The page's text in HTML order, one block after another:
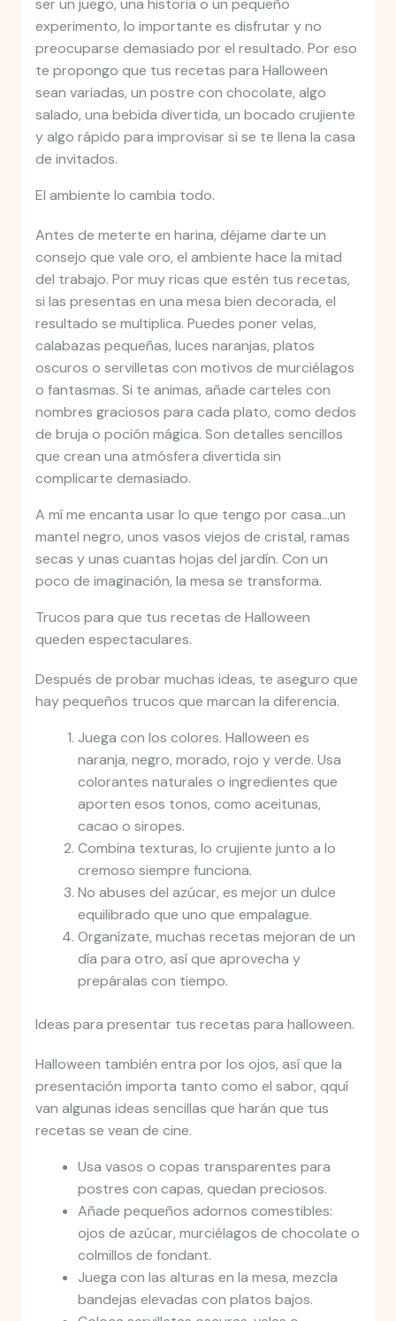
ser un juego, una historia o un pequeño
experimento, lo importante es disfrutar y no
preocuparse demasiado por el resultado. Por eso
te propongo que tus recetas para Halloween
sean variadas, un postre con chocolate, algo
salado, una bebida divertida, un bocado crujiente
y algo rápido para improvisar si se te llena la casa
de invitados.
El ambiente lo cambia todo.
Antes de meterte en harina, déjame darte un
consejo que vale oro, el ambiente hace la mitad
del trabajo. Por muy ricas que estén tus recetas,
si las presentas en una mesa bien decorada, el
resultado se multiplica. Puedes poner velas,
calabazas pequeñas, luces naranjas, platos
oscuros o servilletas con motivos de murciélagos
o fantasmas. Si te animas, añade carteles con
nombres graciosos para cada plato, como dedos
de bruja o poción mágica. Son detalles sencillos
que crean una atmósfera divertida sin
complicarte demasiado.
A mí me encanta usar lo que tengo por casa…un
mantel negro, unos vasos viejos de cristal, ramas
secas y unas cuantas hojas del jardín. Con un
poco de imaginación, la mesa se transforma.
Trucos para que tus recetas de Halloween
queden espectaculares.
Después de probar muchas ideas, te aseguro que
hay pequeños trucos que marcan la diferencia.
Juega con los colores. Halloween es
naranja, negro, morado, rojo y verde. Usa
colorantes naturales o ingredientes que
aporten esos tonos, como aceitunas,
cacao o siropes.
Combina texturas, lo crujiente junto a lo
cremoso siempre funciona.
No abuses del azúcar, es mejor un dulce
equilibrado que uno que empalague.
Organízate, muchas recetas mejoran de un
día para otro, así que aprovecha y
prepáralas con tiempo.
Ideas para presentar tus recetas para halloween.
Halloween también entra por los ojos, así que la
presentación importa tanto como el sabor, qquí
van algunas ideas sencillas que harán que tus
recetas se vean de cine.
Usa vasos o copas transparentes para
postres con capas, quedan preciosos.
Añade pequeños adornos comestibles:
ojos de azúcar, murciélagos de chocolate o
colmillos de fondant.
Juega con las alturas en la mesa, mezcla
bandejas elevadas con platos bajos.